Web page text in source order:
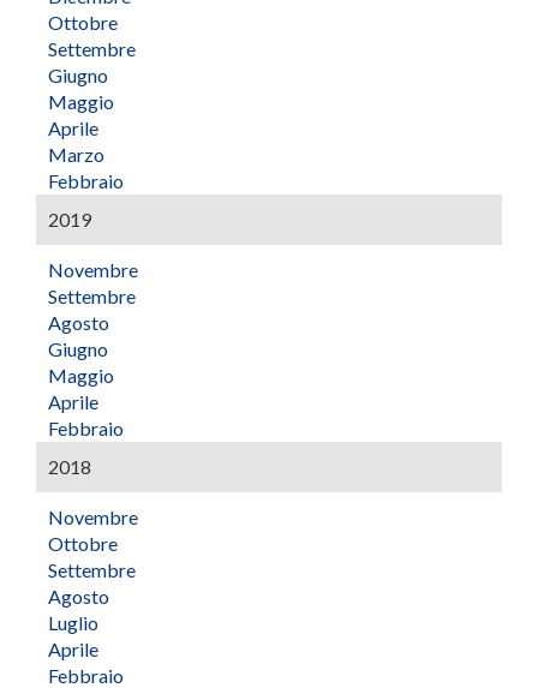
Ottobre
Settembre
Giugno
Maggio
Aprile
Marzo
Febbraio
2019
Novembre
Settembre
Agosto
Giugno
Maggio
Aprile
Febbraio
2018
Novembre
Ottobre
Settembre
Agosto
Luglio
Aprile
Febbraio